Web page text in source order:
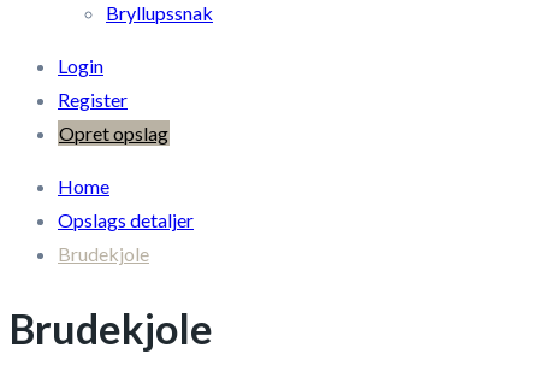
Bryllupssnak
Login
Register
Opret opslag
Home
Opslags detaljer
Brudekjole
Brudekjole